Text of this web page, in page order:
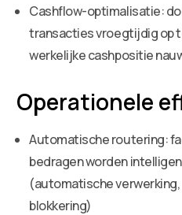
Cashflow-optimalisatie:
transacties vroegtijdig op
werkelijke cashpositie
Operationele
Automatische routering:
bedragen worden
(automatische
blokkering)